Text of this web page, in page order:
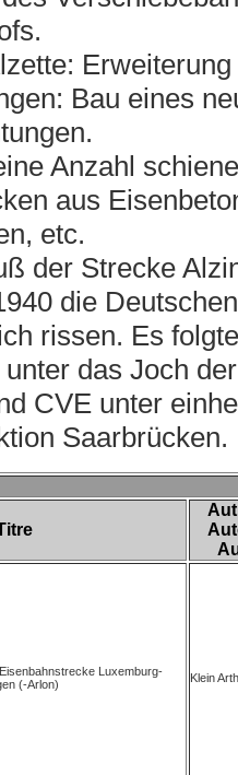
Bau eines
Anzahl
aus
etc.
der Strecke
die
rissen. Es
das Joch
CVE unter
Saarbrücken.
Luxemburg-
(-Arlon)
Klein